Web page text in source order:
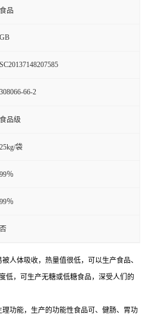
食品
GB
SC20137148207585
308066-66-2
食品级
25kg/袋
99％
99％
否
人体吸收，热量值很低，可以生产食品、
低，可生产无糖或低糖食品，深受人们的
功能，生产的功能性食品可、健肠、胃功